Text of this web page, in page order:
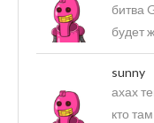
битва
будет
sunny
ахах
кто